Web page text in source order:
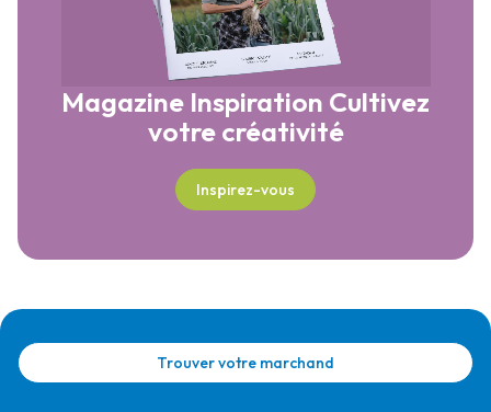
Magazine Inspiration Cultivez
votre créativité
Inspirez-vous
Trouver votre marchand